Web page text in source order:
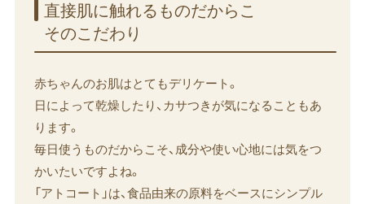
直接肌に​触れる​ものだから​こ​
そのこだわり
赤ちゃんのお肌はとてもデリケート。
日によって乾燥したり、カサつきが気になることもあ
ります。
毎日使うものだからこそ、成分や使い心地には気をつ
かいたいですよね。
「アトコート」は、食品由来の原料をベースにシンプル